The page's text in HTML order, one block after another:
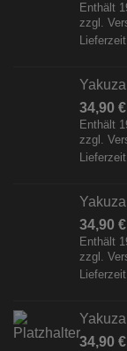
Enthält
zzgl.
34,90 €
Enthält
zzgl.
34,90 €
Enthält
zzgl.
34,90 €